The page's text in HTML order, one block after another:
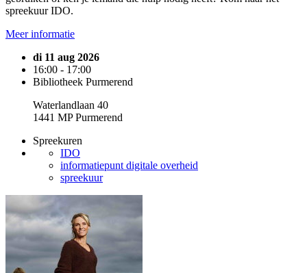
spreekuur IDO.
Meer informatie
di 11 aug 2026
16:00 - 17:00
Bibliotheek Purmerend
Waterlandlaan 40
1441 MP Purmerend
Spreekuren
IDO
informatiepunt digitale overheid
spreekuur